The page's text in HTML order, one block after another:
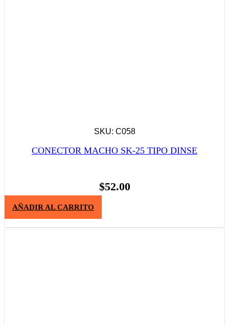
SKU: C058
CONECTOR MACHO SK-25 TIPO DINSE
$52.00
AÑADIR AL CARRITO